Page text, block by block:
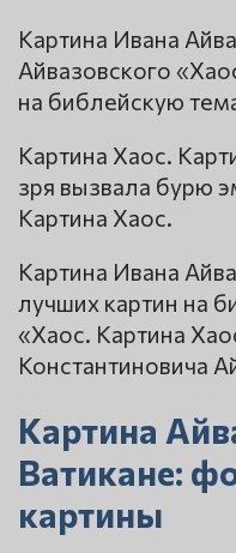
Картина Ивана
Айвазовского
на библейскую
Картина Хаос.
зря вызвала бурю
Картина Хаос.
Картина Ивана
лучших картин на
«Хаос. Картина
Константиновича
Картина
Ватикане:
картины